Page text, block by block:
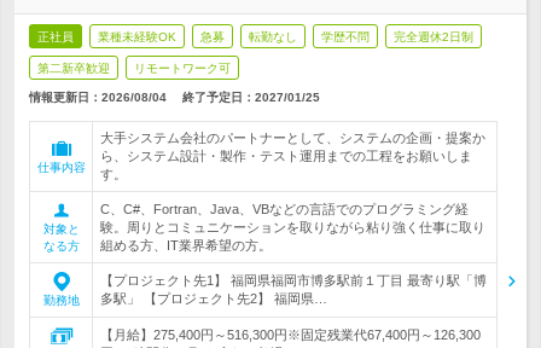
正社員 業種未経験OK 急募 転勤なし 学歴不問 完全週休2日制
第二新卒歓迎 リモートワーク可
情報更新日：2026/08/04 終了予定日： 2027/01/25
仕事内容
大手システム会社のパートナーとして、システムの企画・提案か
ら、システム設計・製作・テスト運用までの工程をお願いしま
す。
対象と
なる方
C、C#、Fortran、Java、VBなどの言語でのプログラミング経
験。周りとコミュニケーションを取りながら粘り強く仕事に取り
組める方、IT業界希望の方。
勤務地
【プロジェクト先1】 福岡県福岡市博多駅前１丁目 最寄り駅「博
多駅」 【プロジェクト先2】 福岡県…
【月給】275,400円～516,300円※固定残業代67,400円～126,300